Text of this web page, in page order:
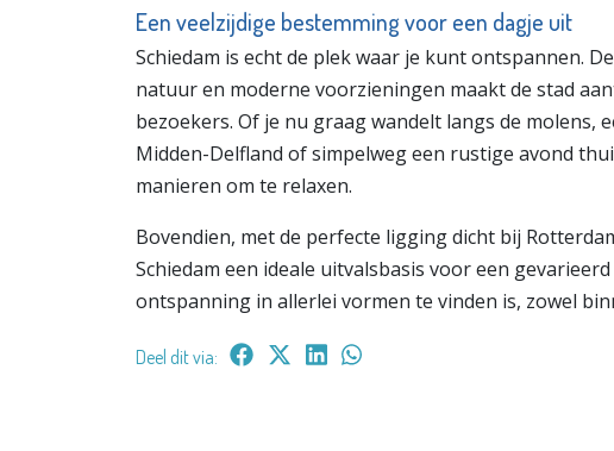
Een veelzijdige bestemming voor een dagje uit
Schiedam is echt de plek waar je kunt ontspannen.
natuur en moderne voorzieningen maakt de stad
bezoekers. Of je nu graag wandelt langs de molens,
Midden-Delfland of simpelweg een rustige avond
manieren om te relaxen.
Bovendien, met de perfecte ligging dicht bij
Schiedam een ideale uitvalsbasis voor een
ontspanning in allerlei vormen te vinden is, zowel
Deel dit via: